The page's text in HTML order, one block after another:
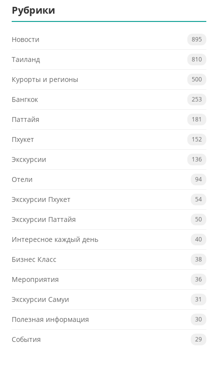
Рубрики
Новости 895
Таиланд 810
Курорты и регионы 500
Бангкок 253
Паттайя 181
Пхукет 152
Экскурсии 136
Отели 94
Экскурсии Пхукет 54
Экскурсии Паттайя 50
Интересное каждый день 40
Бизнес Класс 38
Мероприятия 36
Экскурсии Самуи 31
Полезная информация 30
События 29